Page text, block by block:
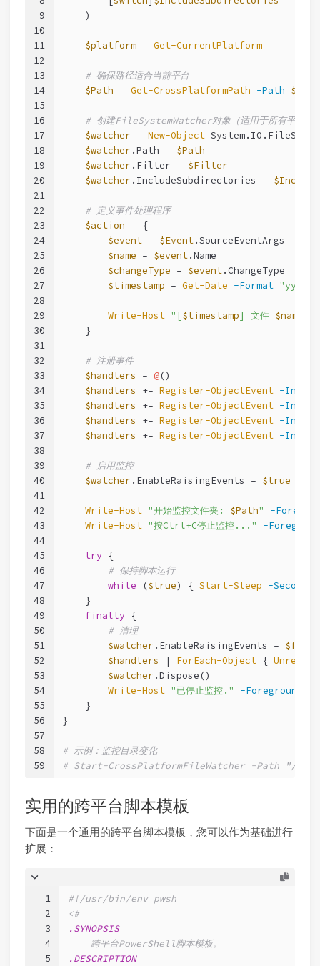
9
10
11
12
13
14
15
16
17
18
19
20
21
22
23
24
25
26
27
28
29
30
31
32
33
34
35
36
37
38
39
40
41
42
43
44
45
46
47
48
49
50
51
52
53
54
55
56
57
58
59
    )
$platform = Get-CurrentPlatform
# 确保路径适合当前平台
$Path = Get-CrossPlatformPath -Path $Path
# 创建FileSystemWatcher对象（适用于所有平台）
$watcher = New-Object
$watcher .Path = $Path
$watcher .Filter = $Filter
$watcher .IncludeSubdirectories =
# 定义事件处理程序
$action = {
$event = $Event.SourceEventArgs
$name = $event.Name
$changeType = $event.ChangeType
$timestamp = Get-Date -Format "yyyy-
Write-Host "[$timestamp] 文件 $name
    }
# 注册事件
$handlers = @()
$handlers += Register-ObjectEvent -
$handlers += Register-ObjectEvent -
$handlers += Register-ObjectEvent -
$handlers += Register-ObjectEvent -
# 启用监控
$watcher .EnableRaisingEvents = $true
Write-Host "开始监控文件夹: $Path"
-
Write-Host "按Ctrl+C停止监控..." -
try {
# 保持脚本运行
while ($true) { Start-Sleep -Seconds
    }
finally {
# 清理
$watcher .EnableRaisingEvents = $false
$handlers | ForEach-Object {
$watcher .Dispose()
Write-Host "已停止监控."
-
    }
}
# 示例：监控目录变化
# Start-CrossPlatformFileWatcher -Path "/
实用的跨平台脚本模板
下面是一个通用的跨平台脚本模板，您可以作为基础进行
扩展：
1
2
3
4
5
#!/usr/bin/env pwsh
<#
.SYNOPSIS
    跨平台PowerShell脚本模板。
.DESCRIPTION